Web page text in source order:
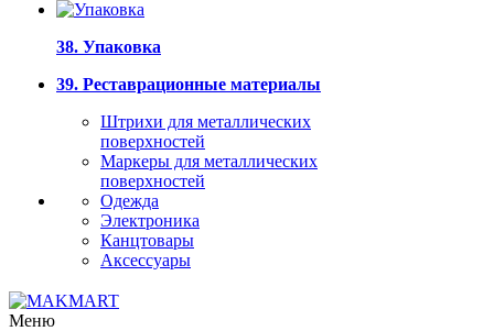
38. Упаковка
39. Реставрационные материалы
Штрихи для металлических
поверхностей
Маркеры для металлических
поверхностей
Одежда
Электроника
Канцтовары
Аксессуары
Меню